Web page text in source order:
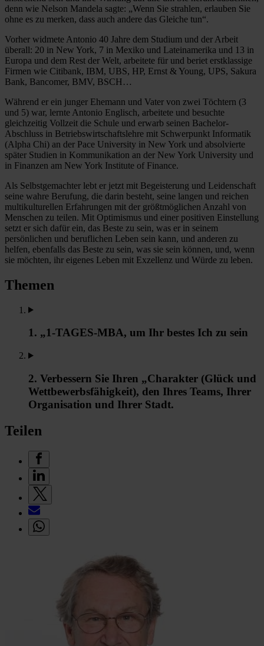
denn wie Nelson Mandela sagte: „Wenn Sie strahlen, erlauben Sie
ohne es zu merken, dass auch andere das Gleiche tun“.
Vorher widmete Antonio 40 Jahre dem Studium und der Arbeit
überall: 20 in New York, 7 in Mexiko und Lateinamerika und 13 in
Europa und dem Rest der Welt, arbeitete für und beriet erstklassige
Firmen wie Citibank, IBM, UBS, HP, Ernst & Young, UPS, Sakura
Bank, Bancomer, BMV, BSCH…
Während er ein junger Ehemann und Vater von zwei Töchtern (3
und 5) war, lernte Antonio Englisch, arbeitete und besuchte
gleichzeitig Vollzeit die Schule und erwarb seinen Bachelor-
Abschluss in Betriebswirtschaftslehre mit Schwerpunkt Informatik
(Alpha Chi) an der Pace University in New York und absolvierte
später Studien in Kommunikation an der New York University und
in Finanzen am New York Institute of Finance.
Als Selbstgemachter lebt er jetzt mit Begeisterung und Leidenschaft
seine wahre Berufung, die darin besteht, seine langen und reichen
multikulturellen Erfahrungen mit der größtmöglichen Anzahl von
Menschen zu teilen. Mit Optimismus und einer positiven Einstellung
setzt er sich dafür ein, das Beste zu sein, was er in seinem
persönlichen und beruflichen Leben sein kann, und anderen zu
helfen, ebenfalls das Beste zu sein, was sie sein können, und, wenn
sie möchten, ihr eigenes Leben mit Exzellenz und Würde zu leben.
Themen
1. „1-TAGES-MBA, um Ihr bestes Ich zu sein
2. Verbessern Sie Ihren „Charakter (Glück und
Wettbewerbsfähigkeit), den Ihres Teams, Ihrer
Organisation und Ihrer Stadt.
Teilen